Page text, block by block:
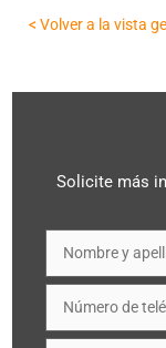
< Volver a la vista
Solicite más